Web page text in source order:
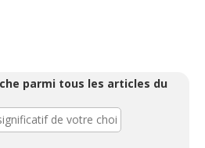
parmi tous les articles du